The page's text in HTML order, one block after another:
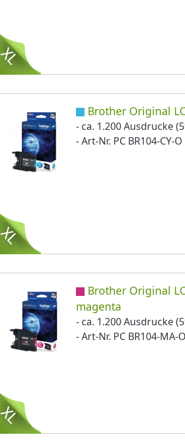
Brother Original
- ca. 1.200 Ausdrucke
- Art-Nr. PC BR104-CY-O
Brother Original
magenta
- ca. 1.200 Ausdrucke
- Art-Nr. PC BR104-MA-O